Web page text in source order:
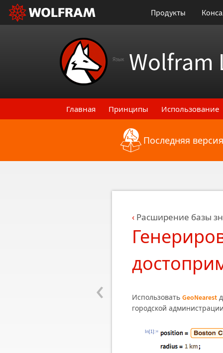
Продукты
Язык Wolfram
Главная Принципы Использование
Назад к последнимПоследняя
‹
Расширение базы
Использoвать GeoNearest
городской
In[1]:=